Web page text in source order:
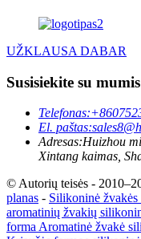
UŽKLAUSA DABAR
Susisiekite su mumis
Telefonas:
El. paštas:
Adresas:Huizhou
Xintang kaimas,
© Autorių teisės -
planas - Silikoninė
aromatinių žvakių
forma Aromatinė žvakė